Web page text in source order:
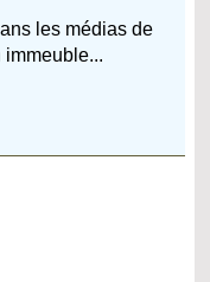
les médias de
immeuble...